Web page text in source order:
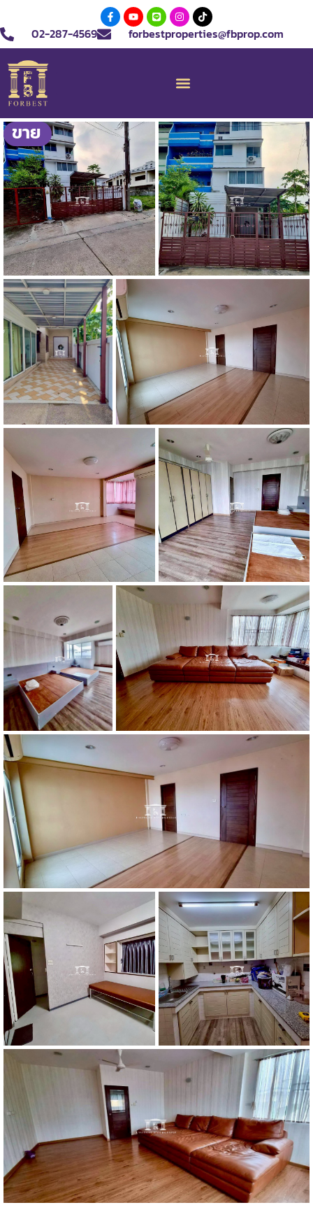
02-287-4569 forbestproperties@fbprop.com
ขาย